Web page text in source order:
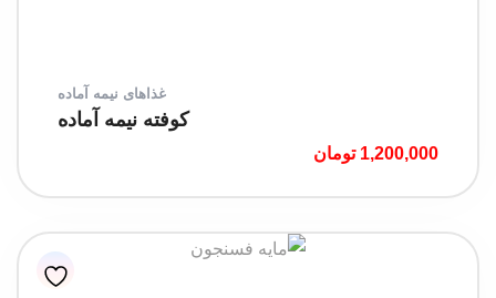
غذاهای نیمه آماده
کوفته نیمه آماده
1,200,000 تومان